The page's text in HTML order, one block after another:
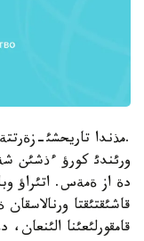
.مذندا تاريحشئ-
ورئندئ كورؤ ءذشئن
قاشئقتئقتا
قامقورلئعئنا